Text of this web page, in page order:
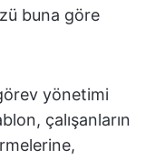
buna göre
yönetimi
çalışanların